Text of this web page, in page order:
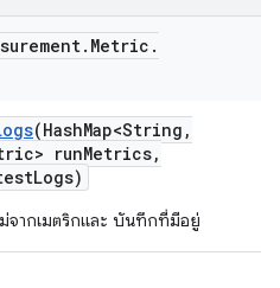
. Metric .
(HashMap<String ,
runMetrics,
Logs)
ม่จากเมตริกและ บันทึกที่มีอยู่